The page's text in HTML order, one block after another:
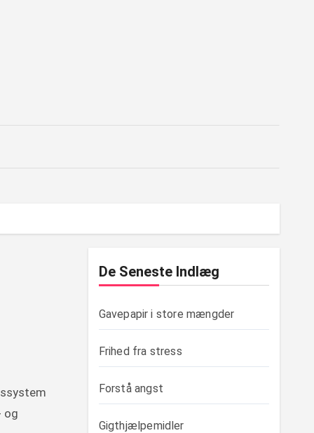
og
De Seneste Indlæg
Gavepapir i store mængder
Frihed fra stress
Forstå angst
Gigthjælpemidler